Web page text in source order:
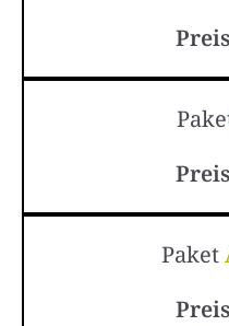
Paket